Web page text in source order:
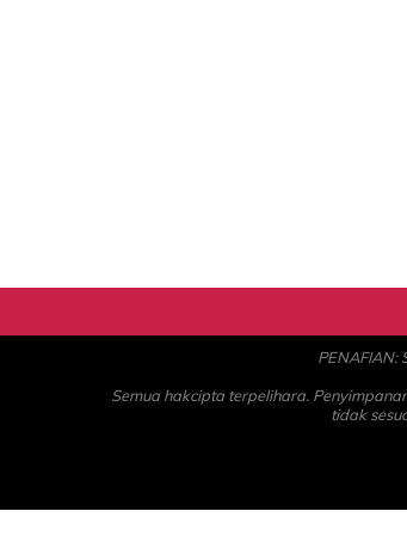
Semua hakcipta terpelihara.
tidak